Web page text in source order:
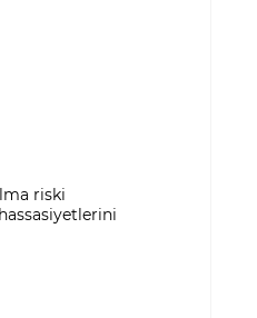
riski